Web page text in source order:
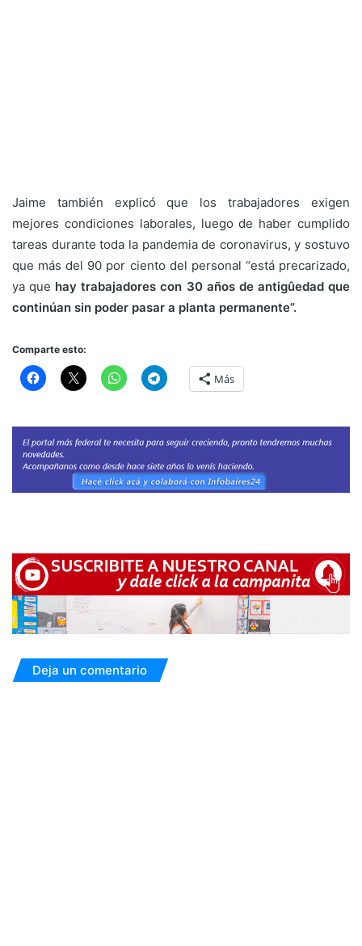
Jaime también explicó que los trabajadores exigen
mejores condiciones laborales, luego de haber cumplido
tareas durante toda la pandemia de coronavirus, y sostuvo
que más del 90 por ciento del personal “está precarizado,
ya que hay trabajadores con 30 años de antigûedad que
continúan sin poder pasar a planta permanente”.
Comparte esto:
Más
Deja un comentario